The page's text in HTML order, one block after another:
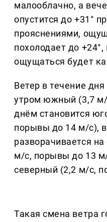
малооблачно, а
опустится до +31°
прояснениями,
похолодает до
ощущаться будет
Ветер в течение
утром южный (3,7
днём становится
порывы до 14 м/с),
разворачивается
м/с, порывы до 13
северный (2,2 м/с,
Такая смена ветра